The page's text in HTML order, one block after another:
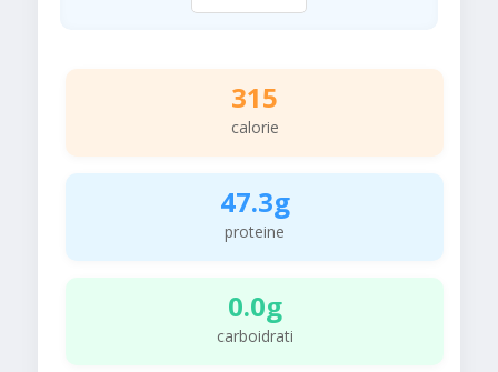
315
calorie
47.3g
proteine
0.0g
carboidrati